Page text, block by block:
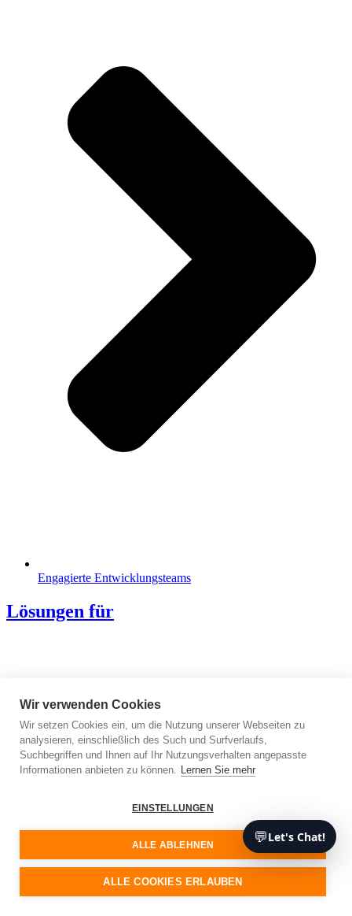
Engagierte Entwicklungsteams
Lösungen für
💬Let's Chat!
Wir verwenden Cookies
Wir setzen Cookies ein, um die Nutzung unserer Webseiten zu
analysieren, einschließlich des Such und Surfverlaufs,
Suchbegriffen und Ihnen auf Ihr Nutzungsverhalten angepasste
Informationen anbieten zu können. Lernen Sie mehr
EINSTELLUNGEN
ALLE ABLEHNEN
ALLE COOKIES ERLAUBEN